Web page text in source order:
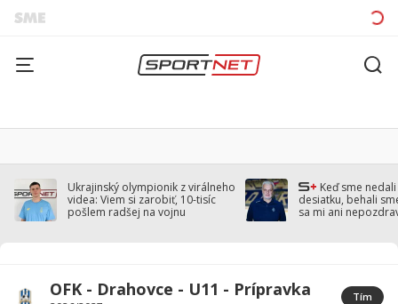
Ukrajinský olympionik z virálneho
videa: Viem si zarobiť, 10-tisíc
pošlem radšej na vojnu
Keď sme
desiatku, behali
sa mi ani
OFK - Drahovce - U11 - Prípravka Tím